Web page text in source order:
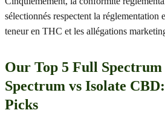
sélectionnés respectent la réglementation
teneur en THC et les allégations
Our Top 5 Full Spectrum
Spectrum vs Isolate
Picks